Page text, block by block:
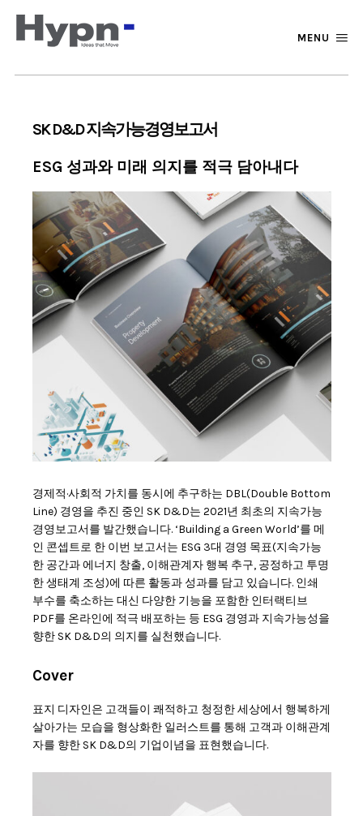
MENU
SK D&D 지속가능경영보고서
ESG 성과와 미래 의지를 적극 담아내다
경제적·사회적 가치를 동시에 추구하는 DBL(Double Bottom
Line) 경영을 추진 중인 SK D&D는 2021년 최초의 지속가능
경영보고서를 발간했습니다. ‘Building a Green World’를 메
인 콘셉트로 한 이번 보고서는 ESG 3대 경영 목표(지속가능
한 공간과 에너지 창출, 이해관계자 행복 추구, 공정하고 투명
한 생태계 조성)에 따른 활동과 성과를 담고 있습니다. 인쇄
부수를 축소하는 대신 다양한 기능을 포함한 인터랙티브
PDF를 온라인에 적극 배포하는 등 ESG 경영과 지속가능성을
향한 SK D&D의 의지를 실천했습니다.
Cover
표지 디자인은 고객들이 쾌적하고 청정한 세상에서 행복하게
살아가는 모습을 형상화한 일러스트를 통해 고객과 이해관계
자를 향한 SK D&D의 기업이념을 표현했습니다.